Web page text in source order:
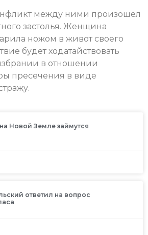
между ними произошел
застолья. Женщина
ножом в живот своего
будет ходатайствовать
в отношении
пресечения в виде
Новой Земле займутся
ответил на вопрос